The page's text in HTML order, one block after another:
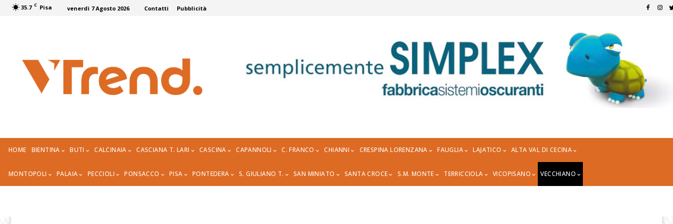
35.7 C Pisa venerdì 7 Agosto 2026 Contatti Pubblicità
HOME BIENTINA BUTI CALCINAIA CASCIANA T. LARI CASCINA CAPANNOLI C. FRANCO CHIANNI CRESPINA LORENZANA FAUGLIA LAJATICO ALTA VAL DI CECINA
MONTOPOLI PALAIA PECCIOLI PONSACCO PISA PONTEDERA S. GIULIANO T. SAN MINIATO SANTA CROCE S.M. MONTE TERRICCIOLA VICOPISANO VECCHIANO